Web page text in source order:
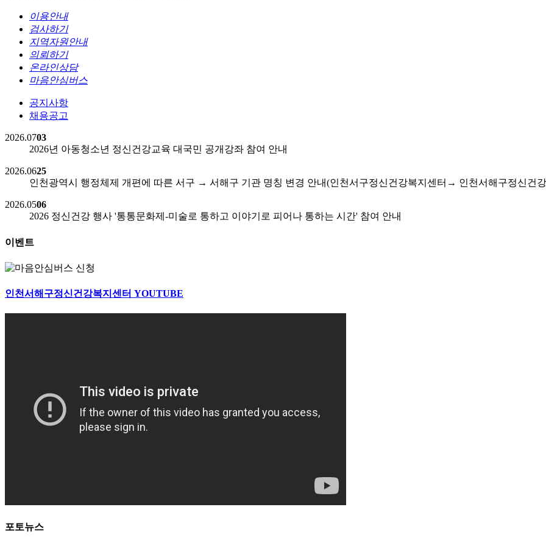
이용안내
검사하기
지역자원안내
의뢰하기
온라인상담
마음안심버스
공지사항
채용공고
2026.0703
2026년 아동청소년 정신건강교육 대국민 공개강좌 참여 안내
2026.0625
인천광역시 행정체제 개편에 따른 서구 → 서해구 기관 명칭 변경 안내(인천서구정신건강복지센터→ 인천서해구정신건
2026.0506
2026 정신건강 행사 '통통문화제-미술로 통하고 이야기로 피어나 통하는 시간' 참여 안내
이벤트
인천서해구정신건강복지센터 YOUTUBE
포토뉴스